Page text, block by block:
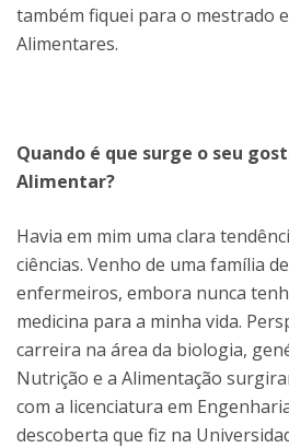
também fiquei para o mestrado
Alimentares.
Quando é que surge o seu
Alimentar?
Havia em mim uma clara
ciências. Venho de uma família
enfermeiros, embora nunca
medicina para a minha vida.
carreira na área da biologia,
Nutrição e a Alimentação
com a licenciatura em
descoberta que fiz na